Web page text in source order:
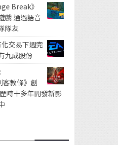
Break》
戲 通過語音
隊友
化交易下週完
九成股份
教條》創
時十多年開發新影